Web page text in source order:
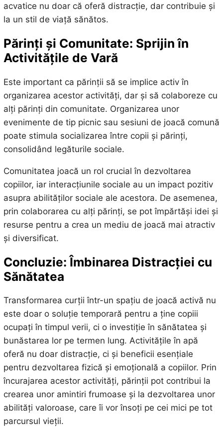
acvatice nu doar că oferă distracție, dar contribuie și
la un stil de viață sănătos.
Părinți și Comunitate: Sprijin în
Activitățile de Vară
Este important ca părinții să se implice activ în
organizarea acestor activități, dar și să colaboreze cu
alți părinți din comunitate. Organizarea unor
evenimente de tip picnic sau sesiuni de joacă comună
poate stimula socializarea între copii și părinți,
consolidând legăturile sociale.
Comunitatea joacă un rol crucial în dezvoltarea
copiilor, iar interacțiunile sociale au un impact pozitiv
asupra abilităților sociale ale acestora. De asemenea,
prin colaborarea cu alți părinți, se pot împărtăși idei și
resurse pentru a crea un mediu de joacă mai atractiv
și diversificat.
Concluzie: Îmbinarea Distracției cu
Sănătatea
Transformarea curții într-un spațiu de joacă activă nu
este doar o soluție temporară pentru a ține copiii
ocupați în timpul verii, ci o investiție în sănătatea și
bunăstarea lor pe termen lung. Activitățile în apă
oferă nu doar distracție, ci și beneficii esențiale
pentru dezvoltarea fizică și emoțională a copiilor. Prin
încurajarea acestor activități, părinții pot contribui la
crearea unor amintiri frumoase și la dezvoltarea unor
abilități valoroase, care îi vor însoți pe cei mici pe tot
parcursul vieții.